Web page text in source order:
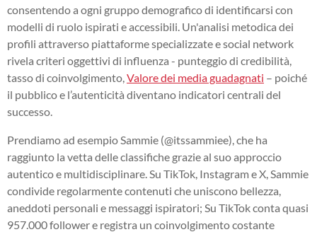
consentendo a ogni gruppo demografico di identificarsi con
modelli di ruolo ispirati e accessibili. Un'analisi metodica dei
profili attraverso piattaforme specializzate e social network
rivela criteri oggettivi di influenza - punteggio di credibilità,
tasso di coinvolgimento, Valore dei media guadagnati – poiché
il pubblico e l’autenticità diventano indicatori centrali del
successo.
Prendiamo ad esempio Sammie (@itssammiee), che ha
raggiunto la vetta delle classifiche grazie al suo approccio
autentico e multidisciplinare. Su TikTok, Instagram e X, Sammie
condivide regolarmente contenuti che uniscono bellezza,
aneddoti personali e messaggi ispiratori; Su TikTok conta quasi
957.000 follower e registra un coinvolgimento costante